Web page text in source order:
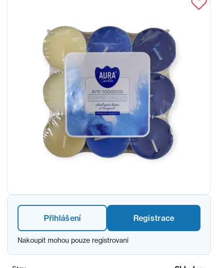
Zapomenuté heslo?
Přihlášení Registrace
Nakoupit mohou pouze registrovaní